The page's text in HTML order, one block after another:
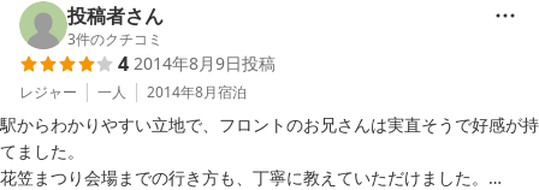
投稿者さん
3件のクチコミ
4 2014年8月9日投稿
レジャー 一人 2014年8月宿泊
駅からわかりやすい立地で、フロントのお兄さんは実直そうで好感が持
てました。
花笠まつり会場までの行き方も、丁寧に教えていただけました。